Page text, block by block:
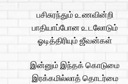
பசிசுரந்தும் ௨ணவின்றி
பாதியாப்போன ௨டலோடும்
ஓடித்திரியும் ஜீவன்கள்
இன்னும் இந்தக் கொடுமை
இரக்கமில்லாத் தொடர்மை